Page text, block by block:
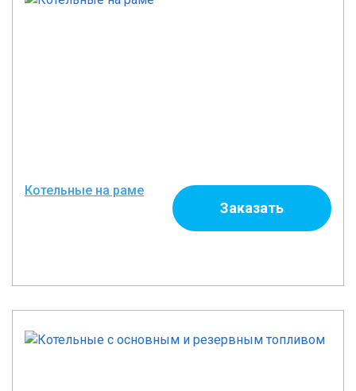
Котельные на раме
Заказать